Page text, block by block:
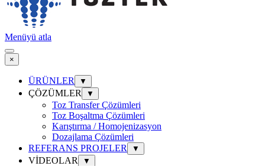
Menüyü atla
×
ÜRÜNLER ▼
ÇÖZÜMLER ▼
Toz Transfer Çözümleri
Toz Boşaltma Çözümleri
Karıştırma / Homojenizasyon
Dozajlama Çözümleri
REFERANS PROJELER
▼
VİDEOLAR ▼